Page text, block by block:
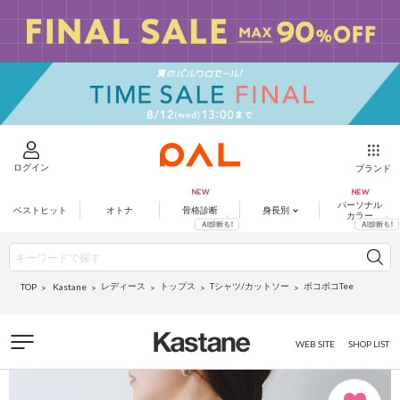
ログイン ブランド
ベストヒット オトナ 骨格診断 身長別
パーソナル
カラー
TOP Kastane レディース トップス Tシャツ/カットソー ポコポコTee
WEB SITE SHOP LIST